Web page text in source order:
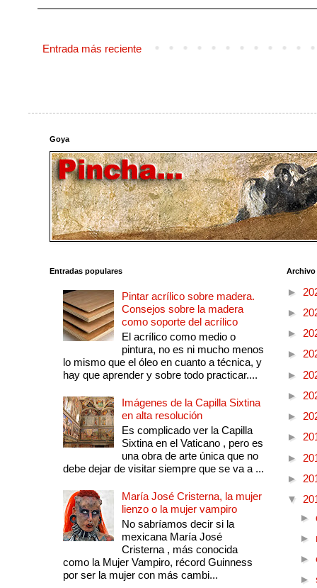
Entrada más reciente
Goya
Entradas populares
Pintar acrílico sobre madera.
Consejos sobre la madera
como soporte del acrílico
El acrílico como medio o
pintura, no es ni mucho menos
lo mismo que el óleo en cuanto a técnica, y
hay que aprender y sobre todo practicar....
Imágenes de la Capilla Sixtina
en alta resolución
Es complicado ver la Capilla
Sixtina en el Vaticano , pero es
una obra de arte única que no
debe dejar de visitar siempre que se va a ...
María José Cristerna, la mujer
lienzo o la mujer vampiro
No sabríamos decir si la
mexicana María José
Cristerna , más conocida
como la Mujer Vampiro, récord Guinness
por ser la mujer con más cambi...
►
►
►
►
►
►
►
►
►
►
▼
►
►
►
►